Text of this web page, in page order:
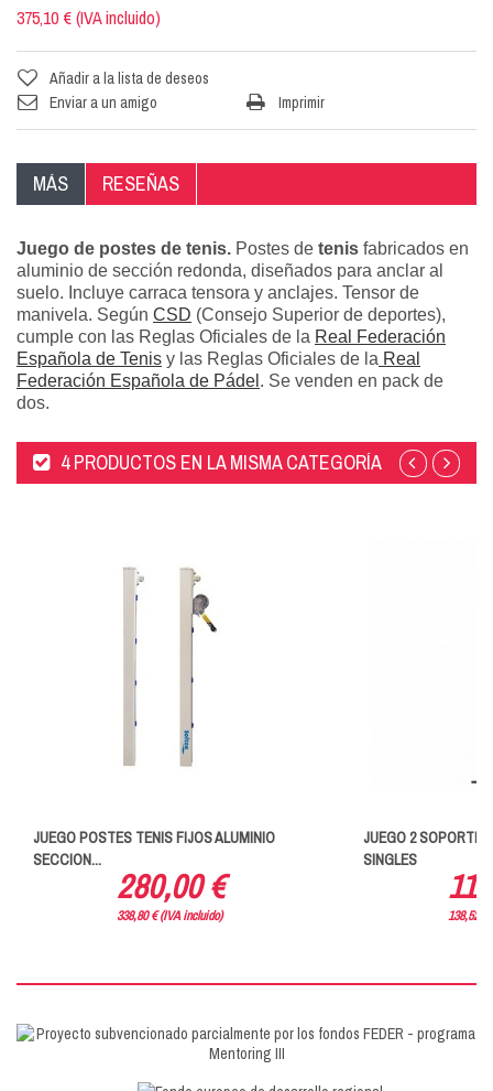
375,10 € (IVA incluido)
Añadir a la lista de deseos
Enviar a un amigo
Imprimir
MÁS RESEÑAS
Juego de postes de tenis. Postes de tenis fabricados en
aluminio de sección redonda, diseñados para anclar al
suelo. Incluye carraca tensora y anclajes. Tensor de
manivela. Según CSD (Consejo Superior de deportes),
cumple con las Reglas Oficiales de la Real Federación
Española de Tenis y las Reglas Oficiales de la Real
Federación Española de Pádel . Se venden en pack de
dos.
4 PRODUCTOS EN LA MISMA CATEGORÍA
JUEGO POSTES TENIS FIJOS ALUMINIO
SECCION...
280,00 €
338,80 € (IVA incluido)
JUEGO 2
SINGLES
138,52 €